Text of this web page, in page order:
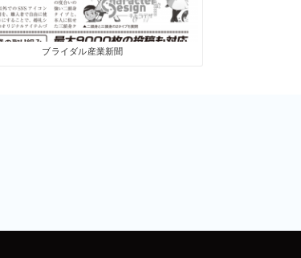
ブライダル産業新聞